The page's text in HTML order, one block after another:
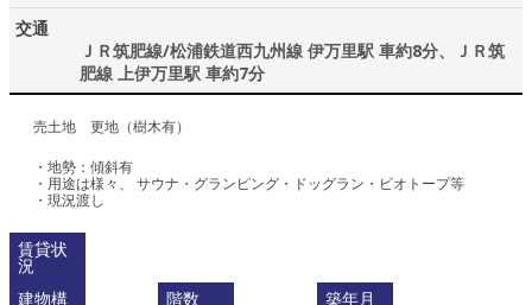
交通
ＪＲ筑肥線/松浦鉄道西九州線 伊万里駅 車約8分、ＪＲ筑
肥線 上伊万里駅 車約7分
売土地 更地（樹木有）
・地勢：傾斜有
・用途は様々、 サウナ・グランピング・ドッグラン・ビオトープ等
・現況渡し
賃貸状
況
建物構
階数 築年月